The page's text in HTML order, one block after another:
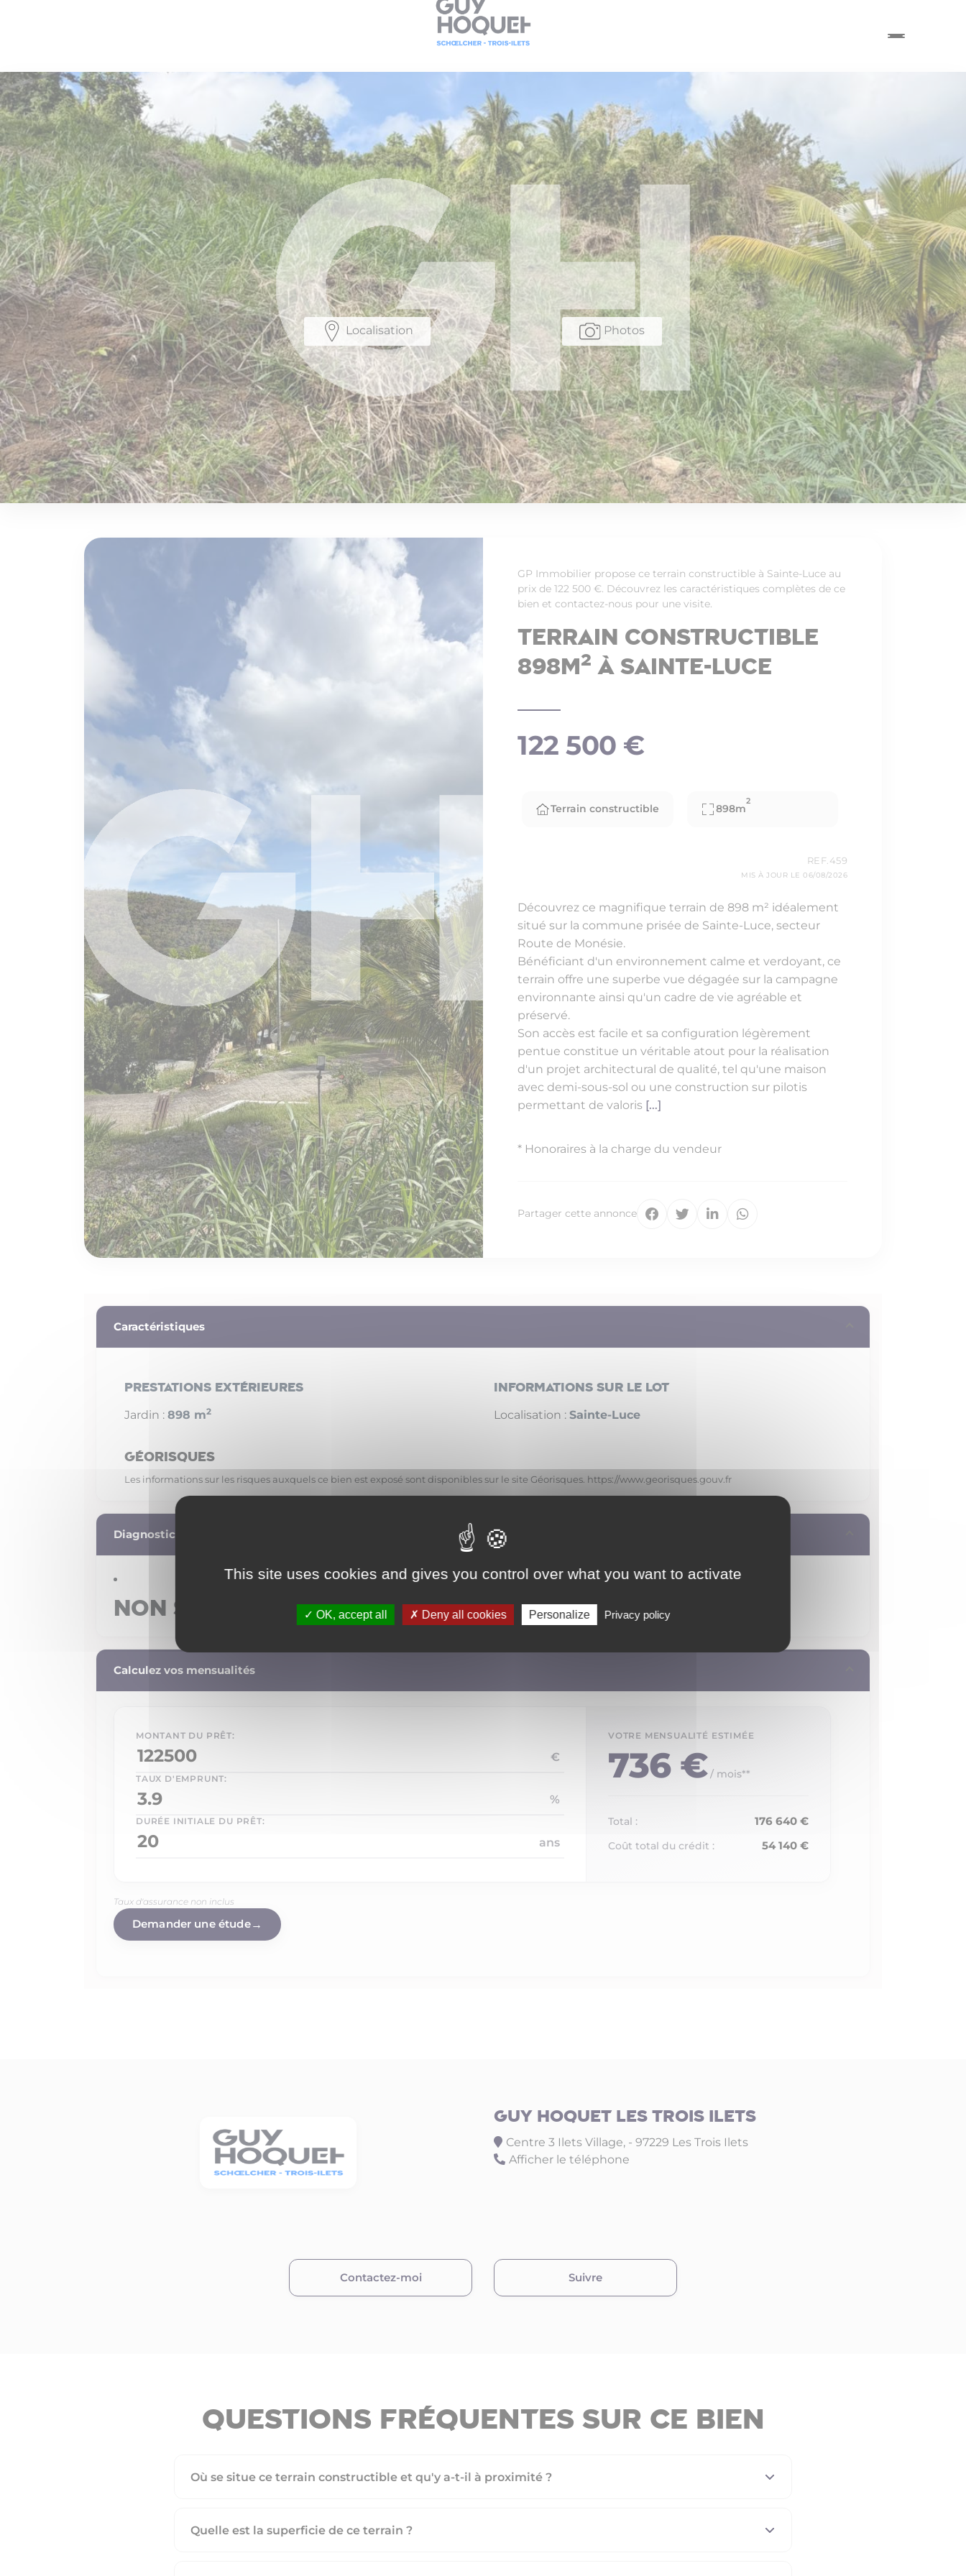
Photos
Localisation
GP Immobilier propose ce terrain constructible à Sainte-Luce au
prix de 122 500 €. Découvrez les caractéristiques complètes de ce
bien et contactez-nous pour une visite.
Terrain constructible
898m 2 à Sainte-Luce
122 500 €
Terrain constructible 898m
2
REF.459
MIS À JOUR LE 06/08/2026
Découvrez ce magnifique terrain de 898 m² idéalement
situé sur la commune prisée de Sainte-Luce, secteur
Route de Monésie.
Bénéficiant d'un environnement calme et verdoyant, ce
terrain offre une superbe vue dégagée sur la campagne
environnante ainsi qu'un cadre de vie agréable et
préservé.
Son accès est facile et sa configuration légèrement
pentue constitue un véritable atout pour la réalisation
d'un projet architectural de qualité, tel qu'une maison
avec demi-sous-sol ou une construction sur pilotis
permettant de valoris [...]
* Honoraires à la charge du vendeur
Partager cette annonce
Caractéristiques
Prestations extérieures
Jardin : 898 m2
Informations sur le lot
Localisation : Sainte-Luce
Géorisques
Les informations sur les risques auxquels ce bien est exposé sont disponibles sur le site Géorisques. https://www.georisques.gouv.fr
Diagnostic de performance énergétique
Non soumis au DPE
Calculez vos mensualités
MONTANT DU PRÊT:
€
TAUX D'EMPRUNT:
%
DURÉE INITIALE DU PRÊT:
ans
736 € / mois**
Total : 176 640 €
Coût total du crédit : 54 140 €
Demander une étude
Taux d'assurance non inclus
GUY HOQUET LES TROIS ILETS
Centre 3 Ilets Village, - 97229 Les Trois Ilets
Afficher le téléphone
Contactez-moi Suivre
Questions fréquentes sur ce bien
Où se situe ce terrain constructible et qu'y a-t-il à proximité ?
Quelle est la superficie de ce terrain ?
This site uses cookies and gives you control over what you want to activate
OK, accept all Deny all cookies Personalize Privacy policy